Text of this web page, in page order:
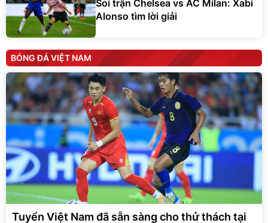
Soi trận Chelsea vs AC Milan: Xabi
Alonso tìm lời giải
BÓNG ĐÁ VIỆT NAM
Tuyển Việt Nam đã sẵn sàng cho thử thách tại